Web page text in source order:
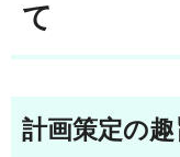
て
計画策定の趣